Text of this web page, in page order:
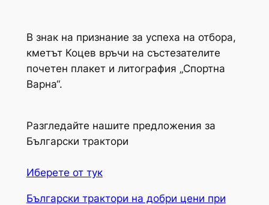
В знак на признание за успеха на отбора,
кметът Коцев връчи на състезателите
почетен плакет и литография „Спортна
Варна“.
Разгледайте нашите предложения за
Български трактори
Иберете от тук
Български трактори на добри цени при